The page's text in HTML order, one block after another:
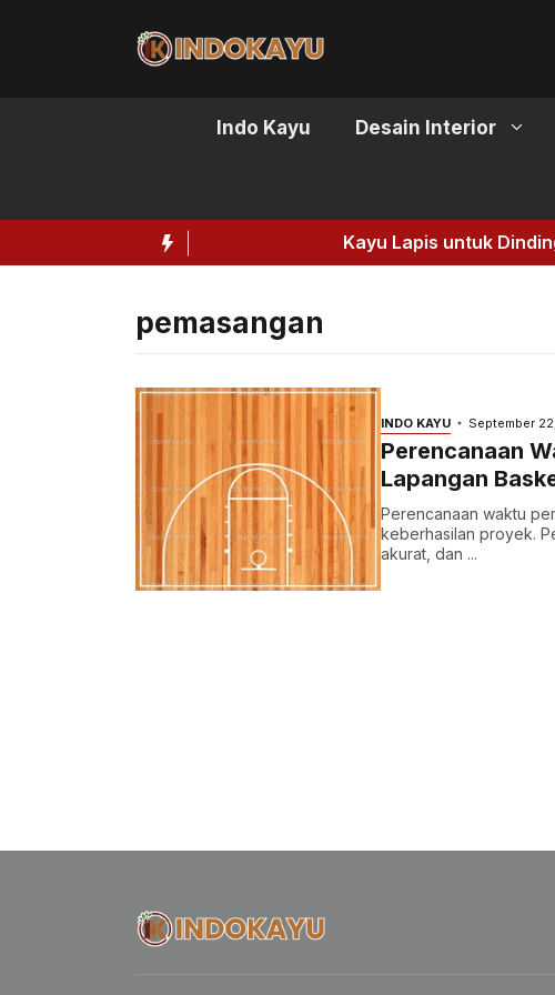
Indo Kayu Desain Interior
Kayu Lapis untuk Dinding Rumah:
pemasangan
INDO KAYU September
Perencanaan
Lapangan
Perencanaan waktu
keberhasilan proyek.
akurat, dan ...